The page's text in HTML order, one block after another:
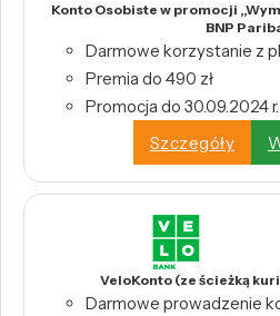
Konto Osobiste w promocji
BNP
Darmowe korzystanie z
Premia do 490 zł
Promocja do 30.09.2024 r.
Szczegóły
VeloKonto (ze ścieżką
Darmowe prowadzenie